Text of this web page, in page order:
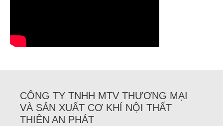
CÔNG TY TNHH MTV THƯƠNG MẠI
VÀ SẢN XUẤT CƠ KHÍ NỘI THẤT
THIÊN AN PHÁT